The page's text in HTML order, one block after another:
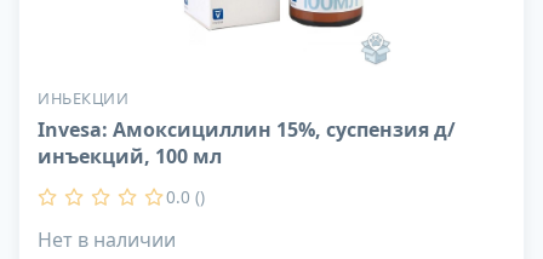
ИНЬЕКЦИИ
Invesa: Амоксициллин 15%, суспензия д/
инъекций, 100 мл
0.0 ()
Нет в наличии